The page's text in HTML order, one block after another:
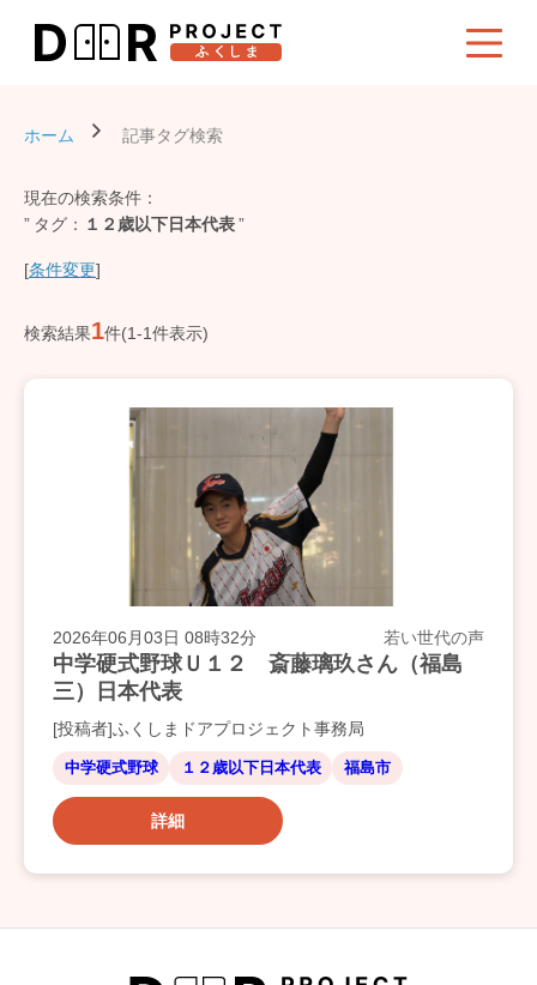
ホーム 記事タグ検索
現在の検索条件：
タグ
１２歳以下日本代表
[条件変更]
検索結果1件(1-1件表示)
2026年06月03日 08時32分 若い世代の声
中学硬式野球Ｕ１２ 斎藤璃玖さん（福島
三）日本代表
[投稿者]ふくしまドアプロジェクト事務局
中学硬式野球 １２歳以下日本代表 福島市
詳細